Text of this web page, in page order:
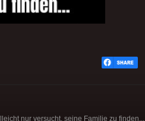
nur versucht, seine Familie zu finden...